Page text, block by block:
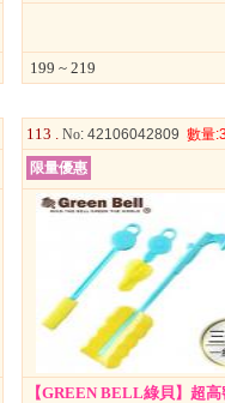
199 ~ 219
113 . No: 42106042809 數量
限量優惠
【GREEN BELL綠貝】超